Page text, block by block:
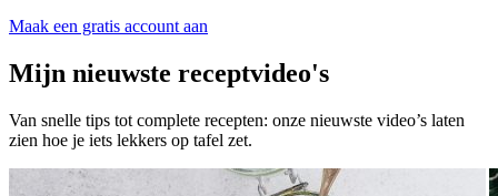
Maak een gratis account aan
Mijn nieuwste receptvideo's
Van snelle tips tot complete recepten: onze nieuwste video’s laten
zien hoe je iets lekkers op tafel zet.